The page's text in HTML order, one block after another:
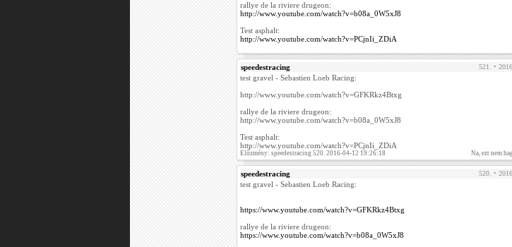
rallye de la riviere drugeon:
http://www.youtube.com/watch?v=b08a_0W5xJ8
Test asphalt:
http://www.youtube.com/watch?v=PCjnIi_ZDiA
speedestracing 521. •
test gravel - Sebastien Loeb Racing:
http://www.youtube.com/watch?v=GFKRkz4Btxg
rallye de la riviere drugeon:
http://www.youtube.com/watch?v=b08a_0W5xJ8
Test asphalt:
http://www.youtube.com/watch?v=PCjnIi_ZDiA
Előzmény: speedestracing 520. 2016-04-12 19:26:18 Na, ezt nem
speedestracing 520. •
test gravel - Sebastien Loeb Racing:
https://www.youtube.com/watch?v=GFKRkz4Btxg
rallye de la riviere drugeon:
https://www.youtube.com/watch?v=b08a_0W5xJ8